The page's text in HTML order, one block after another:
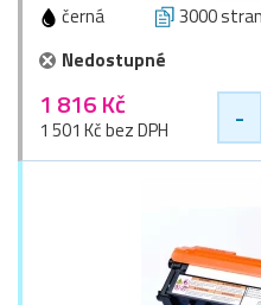
černá 3000 stran
Nedostupné
1 816 Kč
1 501 Kč bez DPH -